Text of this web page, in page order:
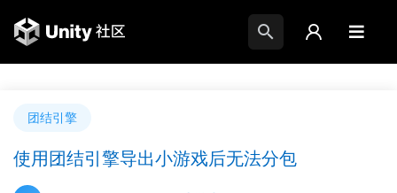
团结引擎
使用团结引擎导出小游戏后无法分包